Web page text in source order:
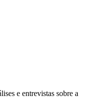
e entrevistas sobre a